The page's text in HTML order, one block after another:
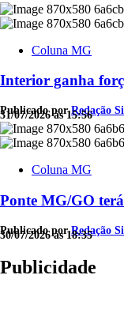
Coluna MG
Interior ganha
Publicado porRedação
31/07/2026 às 15:56
Coluna MG
Ponte MG/GO
Publicado porRedação
30/07/2026 às 18:35
Publicidade